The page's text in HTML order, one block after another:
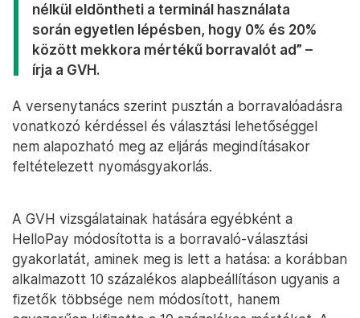
nélkül eldöntheti a terminál használata
során egyetlen lépésben, hogy 0% és 20%
között mekkora mértékű borravalót ad” –
írja a GVH.
A versenytanács szerint pusztán a borravalóadásra
vonatkozó kérdéssel és választási lehetőséggel
nem alapozható meg az eljárás megindításakor
feltételezett nyomásgyakorlás.
A GVH vizsgálatainak hatására egyébként a
HelloPay módosította is a borravaló-választási
gyakorlatát, aminek meg is lett a hatása: a korábban
alkalmazott 10 százalékos alapbeállításon ugyanis a
fizetők többsége nem módosított, hanem